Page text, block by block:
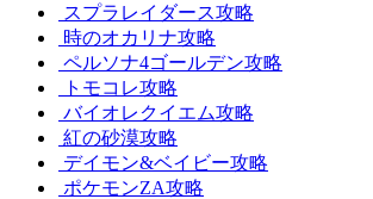
スプラレイダース攻略
時のオカリナ攻略
ペルソナ4ゴールデン攻略
トモコレ攻略
バイオレクイエム攻略
紅の砂漠攻略
デイモン&ベイビー攻略
ポケモンZA攻略